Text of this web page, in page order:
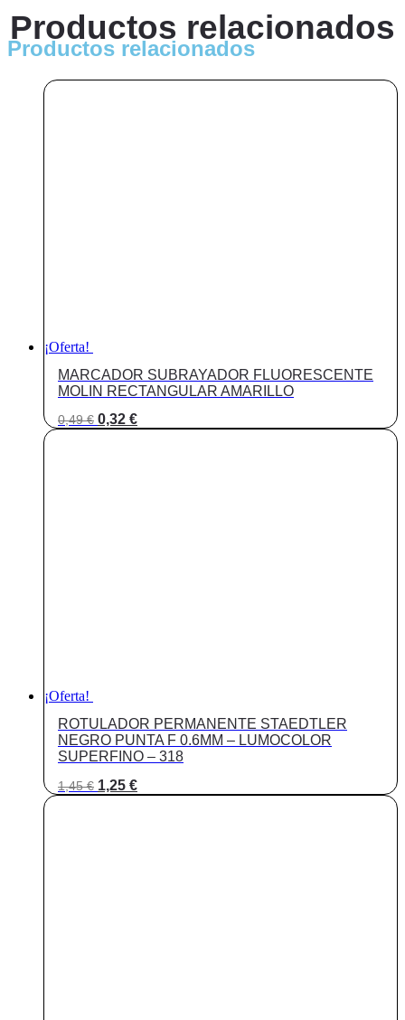
Productos relacionados
Productos relacionados
¡Oferta!
MARCADOR SUBRAYADOR FLUORESCENTE
MOLIN RECTANGULAR AMARILLO
0,49€ El
precio
0,32 €El
precio
¡Oferta!
ROTULADOR PERMANENTE STAEDTLER
NEGRO PUNTA F 0.6MM – LUMOCOLOR
SUPERFINO – 318
1,45€ El
precio
1,25 €El
precio